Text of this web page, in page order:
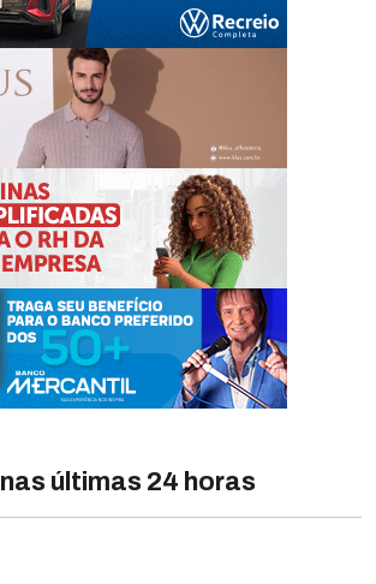
últimas 24 horas